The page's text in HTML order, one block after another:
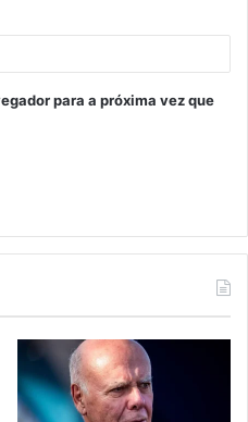
para a próxima vez que